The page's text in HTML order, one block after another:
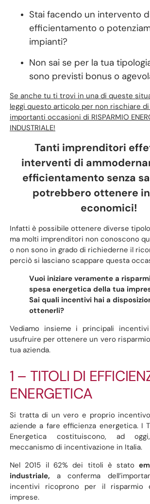
Stai facendo un intervento
efficientamento o
impianti?
Non sai se per la tua
sono previsti bonus o
Se anche tu ti trovi in una di queste
leggi questo articolo per non rischiare
importanti occasioni di RISPARMIO
INDUSTRIALE!
Tanti imprenditori
interventi di
efficientamento senza
potrebbero ottenere
economici!
Infatti è possibile ottenere diverse
ma molti imprenditori non conoscono
o non sono in grado di richiederne il
perciò si lasciano scappare questa
Vuoi iniziare veramente a
spesa energetica della tua
Sai quali incentivi hai a
ottenerli?
Vediamo insieme i principali
usufruire per ottenere un vero
tua azienda.
1 – TITOLI DI
ENERGETICA
Si tratta di un vero e proprio
aziende a fare efficienza energetica. I
Energetica costituiscono, ad
meccanismo di incentivazione in Italia.
Nel 2015 il 62% dei titoli è stato
industriale,a conferma
incentivi ricoprono per il risparmio
imprese.